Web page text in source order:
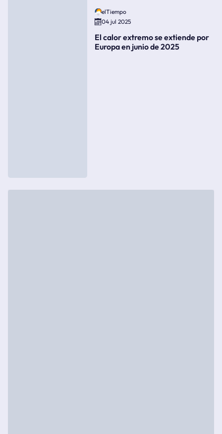
elTiempo
04 jul 2025
El calor extremo se extiende por
Europa en junio de 2025